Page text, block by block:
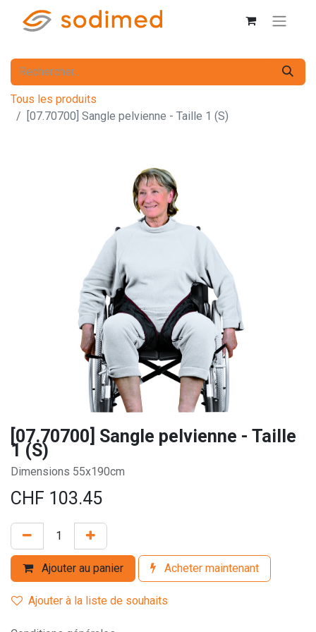
Tous les produits
[07.70700] Sangle pelvienne - Taille 1 (S)
[07.70700] Sangle pelvienne - Taille
1 (S)
Dimensions 55x190cm
CHF 103.45
Ajouter au panier Acheter maintenant
Ajouter à la liste de souhaits